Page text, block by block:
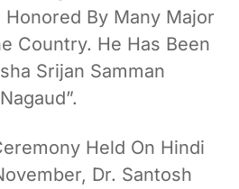
By Many Major
Country. He Has Been
Srijan Samman
Held On Hindi
Dr. Santosh